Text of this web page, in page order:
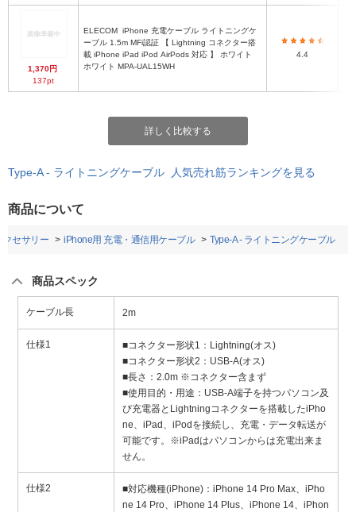
1,370円
137pt
ELECOM
ーブル 1.5m MFi認証 【 Lightning コネクター搭
載 iPhone iPad iPod AirPods 対応 】 ホワイト
ホワイト MPA-UAL15WH
4.4
詳しく比較する
Type-A - ライトニングケーブル 人気売れ筋ランキングを見る
商品について
クセサリー iPhone用 充電・通信用ケーブル Type-A - ライトニングケーブル
商品スペック
ケーブル長 2m
仕様1
■コネクター形状1：Lightning(オス)
■コネクター形状2：USB-A(オス)
■長さ：2.0m ※コネクター含まず
■使用目的・用途：USB-A端子を持つパソコン及
び充電器とLightningコネクターを搭載したiPho
ne、iPad、iPodを接続し、充電・データ転送が
可能です。※iPadはパソコンからは充電出来ま
せん。
仕様2
■対応機種(iPhone)：iPhone 14 Pro Max、iPho
ne 14 Pro、iPhone 14 Plus、iPhone 14、iPhon